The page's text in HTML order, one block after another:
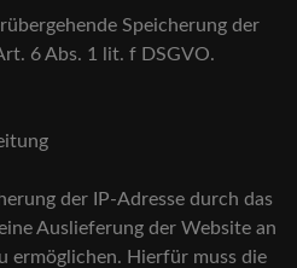
Speicherung der
6 Abs. 1 lit. f DSGVO.
der IP-Adresse durch das
Auslieferung der Website an
ermöglichen. Hierfür muss die